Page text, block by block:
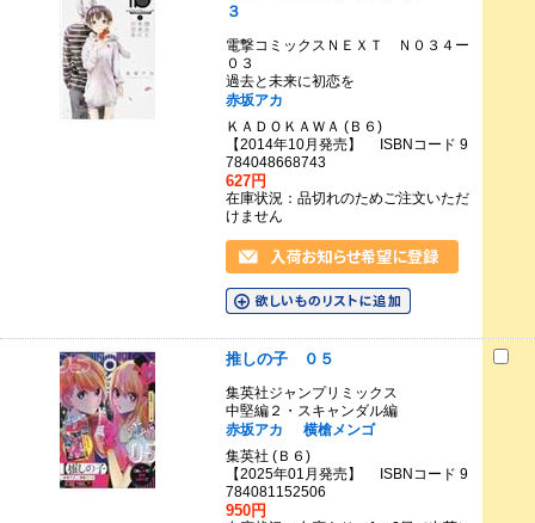
３
電撃コミックスＮＥＸＴ Ｎ０３４ー
０３
過去と未来に初恋を
赤坂アカ
ＫＡＤＯＫＡＷＡ (Ｂ６)
【2014年10月発売】 ISBNコード 9
784048668743
627円
在庫状況：品切れのためご注文いただ
けません
推しの子 ０５
集英社ジャンプリミックス
中堅編２・スキャンダル編
赤坂アカ
横槍メンゴ
集英社 (Ｂ６)
【2025年01月発売】 ISBNコード 9
784081152506
950円